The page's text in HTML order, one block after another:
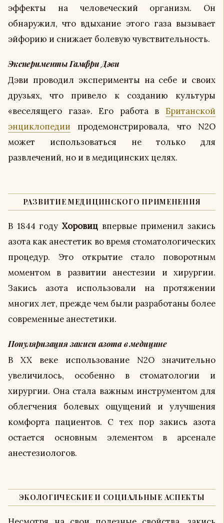
эффекты на человеческий организм. Он
обнаружил, что вдыхание этого газа вызывает
эйфорию и снижает болевую чувствительность.
Эксперименты Гамфри Дэви
Дэви проводил эксперименты на себе и своих
друзьях, что привело к созданию культуры
«веселящего газа». Его работа в Британской
энциклопедии продемонстрировала, что N2O
может использоваться не только для
развлечений, но и в медицинских целях.
РАЗВИТИЕ МЕДИЦИНСКОГО ПРИМЕНЕНИЯ
В 1844 году Хоровиц впервые применил закись
азота как анестетик во время стоматологических
процедур. Это открытие стало поворотным
моментом в развитии анестезии и хирургии.
Закись азота использовали на протяжении
многих лет, прежде чем были разработаны более
современные анестетики.
Популяризация закиси азота в медицине
В XX веке использование N2O значительно
увеличилось, особенно в стоматологии и
хирургии. Она стала важным инструментом для
облегчения болевых ощущений и улучшения
комфорта пациентов. С тех пор закись азота
остается основным элементом в арсенале
анестезиологов.
ЭКОЛОГИЧЕСКИЕ И СОЦИАЛЬНЫЕ АСПЕКТЫ